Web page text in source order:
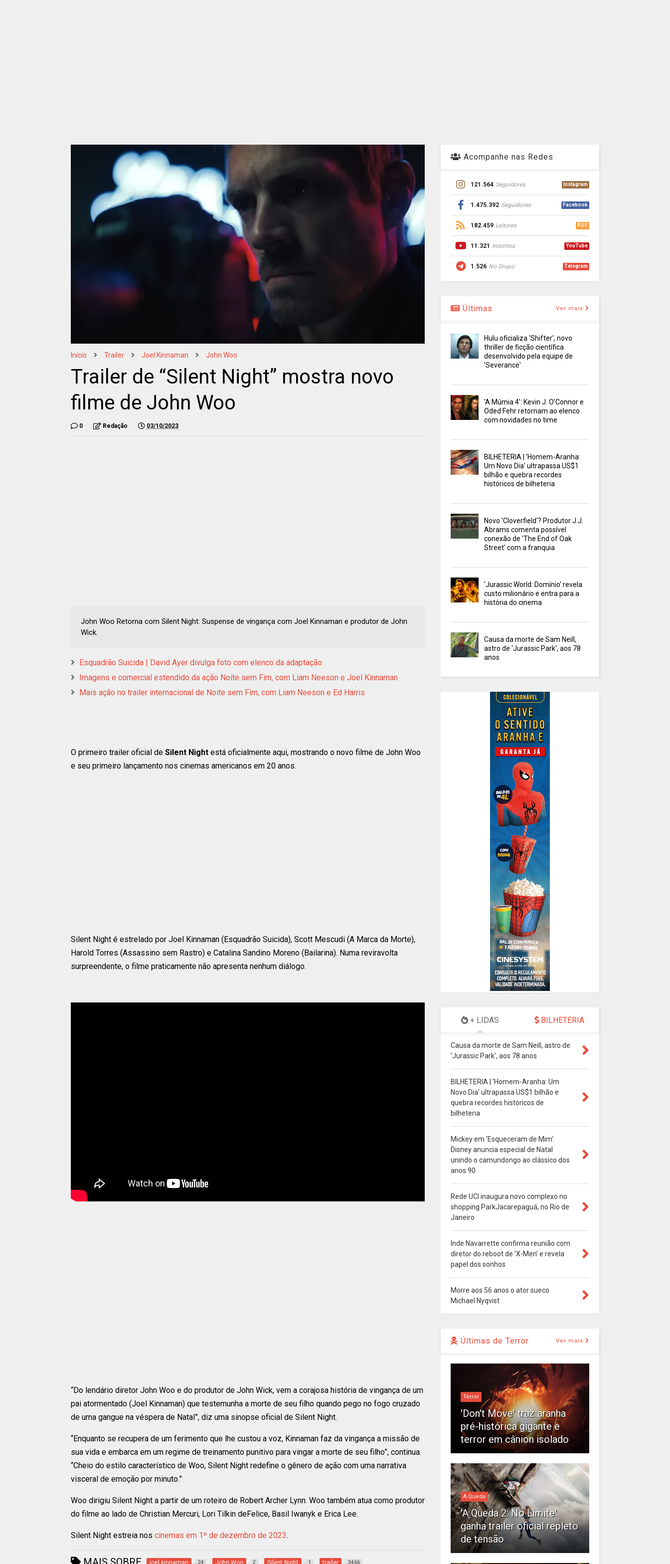
Início Trailer Joel Kinnaman John Woo
Trailer de “Silent Night” mostra novo
filme de John Woo
0 Redação 03/10/2023
John Woo Retorna com Silent Night: Suspense de vingança com Joel Kinnaman e produtor de John
Wick.
Esquadrão Suicida | David Ayer divulga foto com elenco da adaptação
Imagens e comercial estendido da ação Noite sem Fim, com Liam Neeson e Joel Kinnaman
Mais ação no trailer internacional de Noite sem Fim, com Liam Neeson e Ed Harris
O primeiro trailer oficial de Silent Night está oficialmente aqui, mostrando o novo filme de John Woo
e seu primeiro lançamento nos cinemas americanos em 20 anos.
Silent Night é estrelado por Joel Kinnaman (Esquadrão Suicida), Scott Mescudi (A Marca da Morte),
Harold Torres (Assassino sem Rastro) e Catalina Sandino Moreno (Bailarina). Numa reviravolta
surpreendente, o filme praticamente não apresenta nenhum diálogo.
“Do lendário diretor John Woo e do produtor de John Wick, vem a corajosa história de vingança de um
pai atormentado (Joel Kinnaman) que testemunha a morte de seu filho quando pego no fogo cruzado
de uma gangue na véspera de Natal”, diz uma sinopse oficial de Silent Night.
“Enquanto se recupera de um ferimento que lhe custou a voz, Kinnaman faz da vingança a missão de
sua vida e embarca em um regime de treinamento punitivo para vingar a morte de seu filho”, continua.
“Cheio do estilo característico de Woo, Silent Night redefine o gênero de ação com uma narrativa
visceral de emoção por minuto.”
Woo dirigiu Silent Night a partir de um roteiro de Robert Archer Lynn. Woo também atua como produtor
do filme ao lado de Christian Mercuri, Lori Tilkin deFelice, Basil Iwanyk e Erica Lee.
Silent Night estreia nos cinemas em 1º de dezembro de 2023.
joel kinnaman 24 John Woo 2 Silent Night 1 trailer 3466
Acompanhe nas Redes
121.564 Seguidores Instagram
1.475.392 Seguidores Facebook
182.459 Leitores RSS
11.321 Inscritos YouTube
1.526 No Grupo Telegram
Últimas Ver mais
Hulu oficializa 'Shifter', novo
thriller de ficção científica
desenvolvido pela equipe de
'Severance'
'A Múmia 4': Kevin J. O’Connor e
Oded Fehr retornam ao elenco
com novidades no time
BILHETERIA | 'Homem-Aranha:
Um Novo Dia' ultrapassa US$1
bilhão e quebra recordes
históricos de bilheteria
Novo 'Cloverfield'? Produtor J.J.
Abrams comenta possível
conexão de 'The End of Oak
Street' com a franquia
'Jurassic World: Domínio' revela
custo milionário e entra para a
história do cinema
Causa da morte de Sam Neill,
astro de 'Jurassic Park', aos 78
anos
+ LIDAS BILHETERIA
Causa da morte de Sam Neill, astro de
'Jurassic Park', aos 78 anos
BILHETERIA | 'Homem-Aranha: Um
Novo Dia' ultrapassa US$1 bilhão e
quebra recordes históricos de
bilheteria
Mickey em 'Esqueceram de Mim':
Disney anuncia especial de Natal
unindo o camundongo ao clássico dos
anos 90
Rede UCI inaugura novo complexo no
shopping ParkJacarepaguá, no Rio de
Janeiro
Inde Navarrette confirma reunião com
diretor do reboot de 'X-Men' e revela
papel dos sonhos
Morre aos 56 anos o ator sueco
Michael Nyqvist
Últimas de Terror Ver mais
Terror
'Don't Move' traz aranha
pré-histórica gigante e
terror em cânion isolado
A Queda
'A Queda 2: No Limite'
ganha trailer oficial repleto
de tensão